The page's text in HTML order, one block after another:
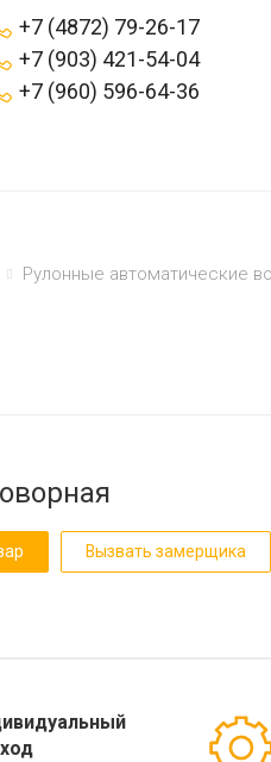
+7 (4872) 79-26-17
+7 (903) 421-54-04
+7 (960) 596-64-36
Рулонные автоматические
Вызвать замерщика